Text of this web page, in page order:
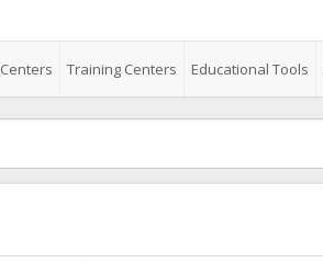
Centers Training Centers Educational Tools